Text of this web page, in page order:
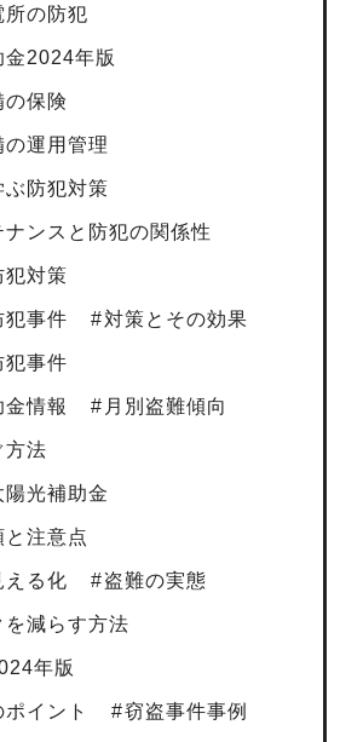
所の防犯
金2024年版
の保険
の運用管理
ぶ防犯対策
ナンスと防犯の関係性
犯対策
犯事件 対策とその効果
犯事件
情報 月別盗難傾向
方法
光補助金
と注意点
える化 盗難の実態
を減らす方法
年版
イント 窃盗事件事例